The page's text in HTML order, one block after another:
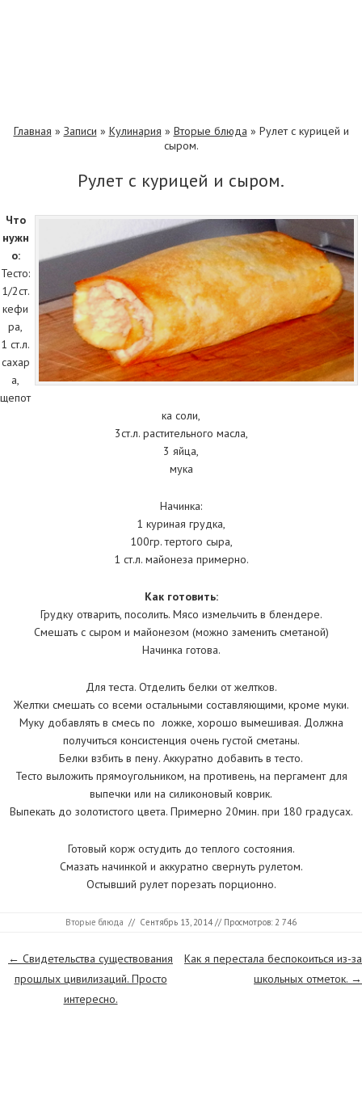
Главная » Записи » Кулинария » Вторые блюда » Рулет с курицей и
сыром.
Рулет с курицей и сыром.
Что
нужн
о:
Тесто:
1/2ст.
кефи
ра,
1 ст.л.
сахар
а,
щепот
ка соли,
3ст.л. растительного масла,
3 яйца,
мука
Начинка:
1 куриная грудка,
100гр. тертого сыра,
1 ст.л. майонеза примерно.
Как готовить:
Грудку отварить, посолить. Мясо измельчить в блендере.
Смешать с сыром и майонезом (можно заменить сметаной)
Начинка готова.
Для теста. Отделить белки от желтков.
Желтки смешать со всеми остальными составляющими, кроме муки.
Муку добавлять в смесь по ложке, хорошо вымешивая. Должна
получиться консистенция очень густой сметаны.
Белки взбить в пену. Аккуратно добавить в тесто.
Тесто выложить прямоугольником, на противень, на пергамент для
выпечки или на силиконовый коврик.
Выпекать до золотистого цвета. Примерно 20мин. при 180 градусах.
Готовый корж остудить до теплого состояния.
Смазать начинкой и аккуратно свернуть рулетом.
Остывший рулет порезать порционно.
Вторые блюда // Сентябрь 13, 2014// Просмотров: 2 746
Страницы
← Свидетельства существования
прошлых цивилизаций. Просто
интересно.
Как я перестала беспокоиться из-за
школьных отметок. →